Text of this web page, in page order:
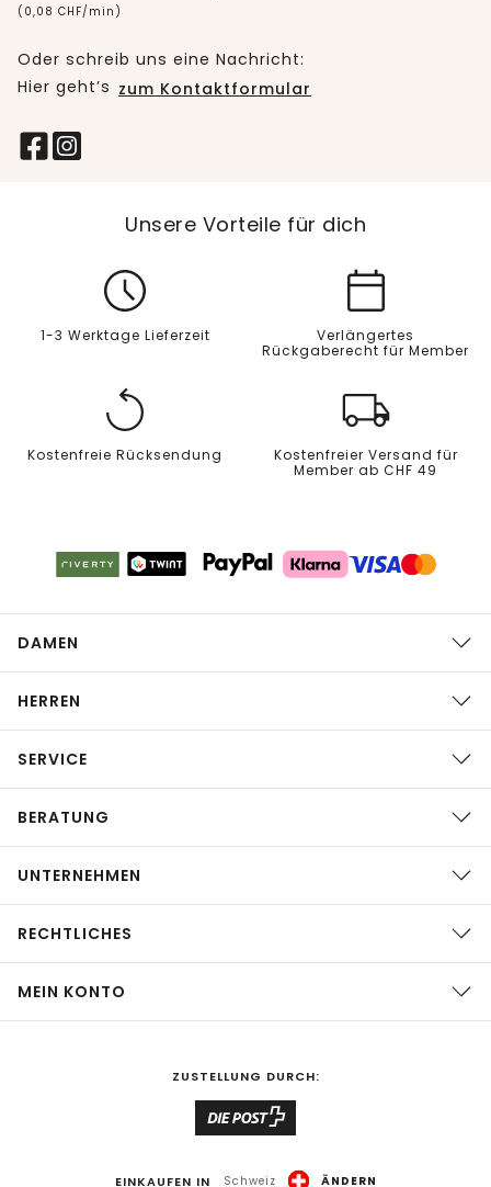
(0,08 CHF/min)
Oder schreib uns eine Nachricht:
Hier geht’s zum Kontaktformular
Unsere Vorteile für dich
1-3 Werktage Lieferzeit
Verlängertes
Rückgaberecht für Member
Kostenfreie Rücksendung
Kostenfreier Versand für
Member ab CHF 49
DAMEN
HERREN
SERVICE
BERATUNG
UNTERNEHMEN
RECHTLICHES
MEIN KONTO
ZUSTELLUNG DURCH:
EINKAUFEN IN Schweiz ÄNDERN